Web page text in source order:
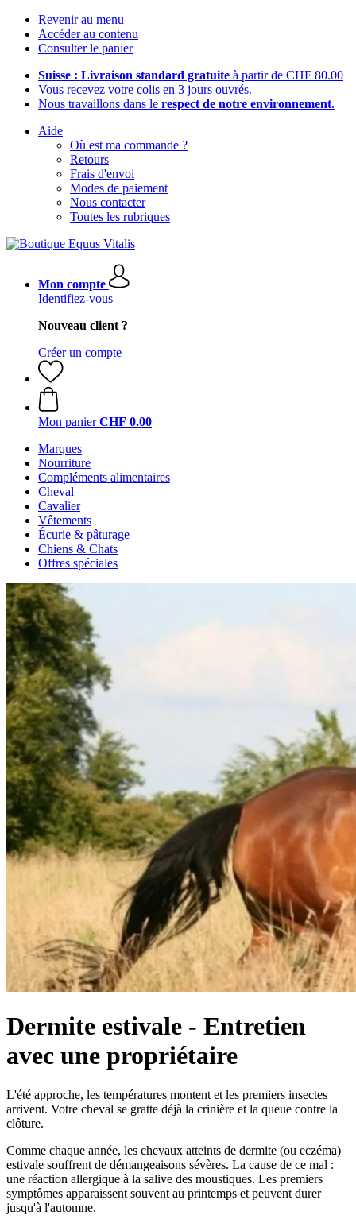
Revenir au menu
Accéder au contenu
Consulter le panier
Suisse : Livraison standard gratuite à partir de CHF 80.00
Vous recevez votre colis en 3 jours ouvrés.
Nous travaillons dans le respect de notre environnement.
Aide
Où est ma commande ?
Retours
Frais d'envoi
Modes de paiement
Nous contacter
Toutes les rubriques
Mon compte
Identifiez-vous
Nouveau client ?
Créer un compte
Mon panier CHF 0.00
Marques
Nourriture
Compléments alimentaires
Cheval
Cavalier
Vêtements
Écurie & pâturage
Chiens & Chats
Offres spéciales
Dermite estivale - Entretien
avec une propriétaire
L'été approche, les températures montent et les premiers insectes
arrivent. Votre cheval se gratte déjà la crinière et la queue contre la
clôture.
Comme chaque année, les chevaux atteints de dermite (ou eczéma)
estivale souffrent de démangeaisons sévères. La cause de ce mal :
une réaction allergique à la salive des moustiques. Les premiers
symptômes apparaissent souvent au printemps et peuvent durer
jusqu'à l'automne.